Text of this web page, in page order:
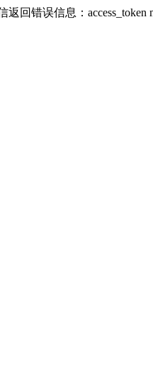
回错误信息：access_token